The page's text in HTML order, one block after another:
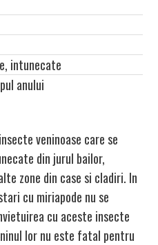
FIZICE, TASTA 2 - PERSOANE
PARTENERI
intunecate
anului
veninoase care se
din jurul bailor,
zone din case si cladiri. In
cu miriapode nu se
cu aceste insecte
lor nu este fatal pentru